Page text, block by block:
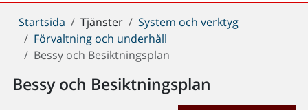
Du
är
här:
Startsida Tjänster
System och verktyg
Förvaltning och underhåll
Bessy och Besiktningsplan
Bessy och Besiktningsplan